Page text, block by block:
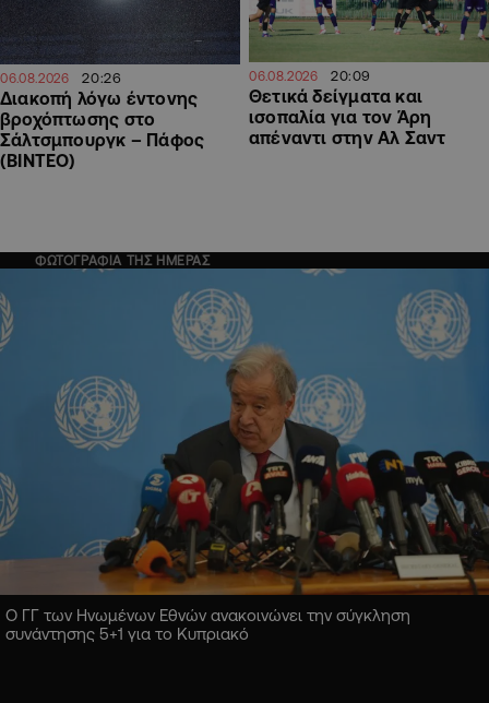
06.08.2026 20:26
Διακοπή λόγω έντονης
βροχόπτωσης στο
Σάλτσμπουργκ – Πάφος
(ΒΙΝΤΕΟ)
06.08.2026 20:09
Θετικά δείγματα και
ισοπαλία για τον Άρη
απέναντι στην Αλ Σαντ
ΦΩΤΟΓΡΑΦΙΑ ΤΗΣ ΗΜΕΡΑΣ
Ο ΓΓ των Ηνωμένων Εθνών ανακοινώνει την σύγκληση
συνάντησης 5+1 για το Κυπριακό